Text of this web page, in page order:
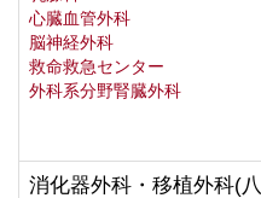
心臓血管外科
脳神経外科
救命救急センター
外科系分野腎臓外科
消化器外科・移植外科(八